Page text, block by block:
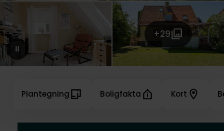
+29
Plantegning Boligfakta Kort